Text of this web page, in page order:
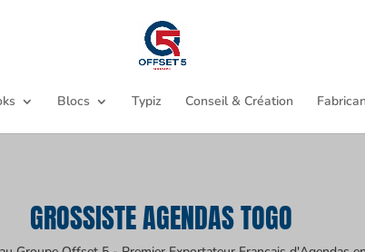
Blocs Typiz Conseil & Création
GROSSISTE AGENDAS TOGO